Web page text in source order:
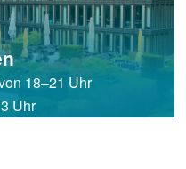
18–21 Uhr
Uhr